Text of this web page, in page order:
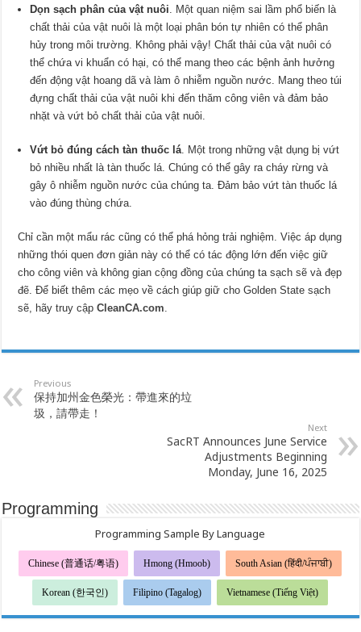
Dọn sạch phân của vật nuôi . Một quan niệm sai lầm phổ biến là
chất thải của vật nuôi là một loại phân bón tự nhiên có thể phân
hủy trong môi trường. Không phải vậy! Chất thải của vật nuôi có
thể chứa vi khuẩn có hại, có thể mang theo các bệnh ảnh hưởng
đến động vật hoang dã và làm ô nhiễm nguồn nước. Mang theo túi
đựng chất thải của vật nuôi khi đến thăm công viên và đảm bảo
nhặt và vứt bỏ chất thải của vật nuôi.
Vứt bỏ đúng cách tàn thuốc lá . Một trong những vật dụng bị vứt
bỏ nhiều nhất là tàn thuốc lá. Chúng có thể gây ra cháy rừng và
gây ô nhiễm nguồn nước của chúng ta. Đảm bảo vứt tàn thuốc lá
vào đúng thùng chứa.
Chỉ cần một mẩu rác cũng có thể phá hỏng trải nghiệm. Việc áp dụng
những thói quen đơn giản này có thể có tác động lớn đến việc giữ
cho công viên và không gian cộng đồng của chúng ta sạch sẽ và đẹp
đẽ. Để biết thêm các mẹo về cách giúp giữ cho Golden State sạch
sẽ, hãy truy cậpCleanCA.com
Previous
保持加州金色榮光：帶進來的垃
圾，請帶走！
Next
SacRT Announces June Service
Adjustments Beginning
Monday, June 16, 2025
Programming
Programming Sample By Language
Chinese (普通话/粤语) Hmong (Hmoob) South Asian (हिंदी/ਪੰਜਾਬੀ)
Korean (한국인) Filipino (Tagalog) Vietnamese (Tiếng Việt)